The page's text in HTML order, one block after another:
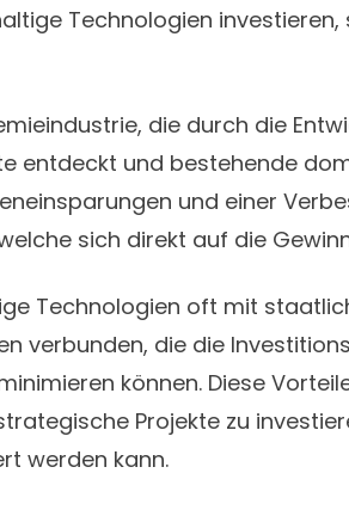
Technologien
die durch die
entdeckt und bestehende
und einer
sich direkt auf die
Technologien oft mit
verbunden, die die
können. Diese
Projekte zu
werden kann.